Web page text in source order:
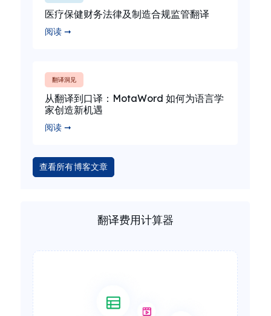
医疗保健财务法律及制造合规监管翻译
阅读 ➞
翻译洞见
从翻译到口译：MotaWord 如何为语言学
家创造新机遇
阅读 ➞
查看所有博客文章
翻译费用计算器